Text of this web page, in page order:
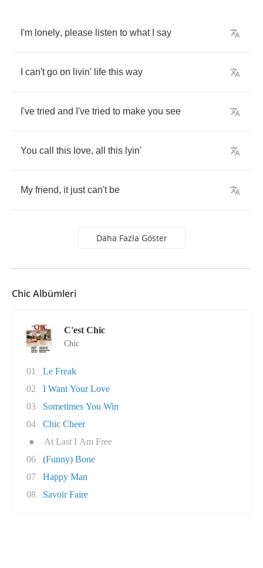
I'm lonely, please listen to what say
can't go on livin' life this way
I've tried and I've tried to make you see
You call this love, all this lyin'
My friend, it just can't be
Daha Fazla Göster
Chic Albümleri
C'est Chic
Chic
01
Le Freak
02
I Want Your Love
03
Sometimes You Win
04
Chic Cheer
●
At Last I Am Free
06
(Funny) Bone
07
Happy Man
08
Savoir Faire